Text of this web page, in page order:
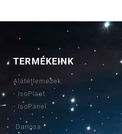
TERMÉKEINK
Alátétlemezek
- IsoPlaat
- IsoPanel
Danosa